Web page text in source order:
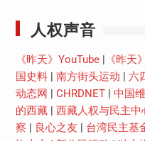
人权声音
《昨天》YouTube| 《昨天
国史料| 南方街头运动 六
动态网
CHRDNET| 中国
的西藏| 西藏人权与民主中
察
良心之友 台湾民主基